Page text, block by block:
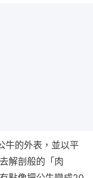
牛的外表，並以平
解剖般的「肉